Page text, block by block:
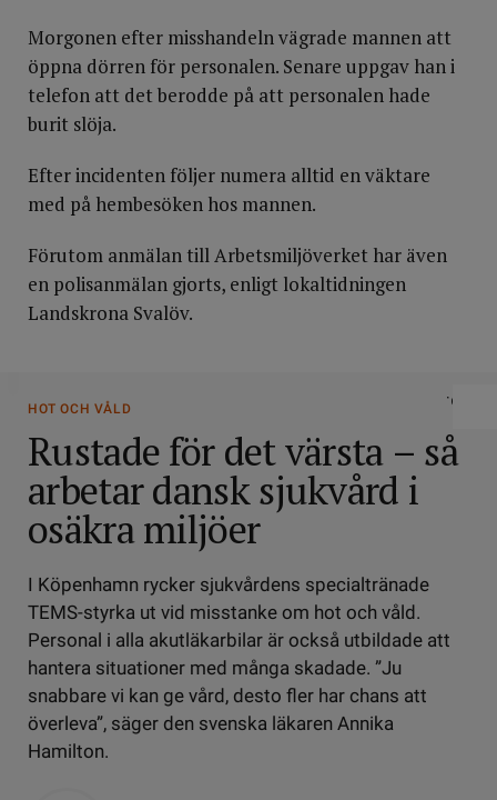
Morgonen efter misshandeln vägrade mannen att
öppna dörren för personalen. Senare uppgav han i
telefon att det berodde på att personalen hade
burit slöja.
Efter incidenten följer numera alltid en väktare
med på hembesöken hos mannen.
Förutom anmälan till Arbetsmiljöverket har även
en polisanmälan gjorts, enligt lokaltidningen
Landskrona Svalöv.
HOT OCH VÅLD
Rustade för det värsta – så
arbetar dansk sjukvård i
osäkra miljöer
I Köpenhamn rycker sjukvårdens specialtränade
TEMS-styrka ut vid misstanke om hot och våld.
Personal i alla akutläkarbilar är också utbildade att
hantera situationer med många skadade. ”Ju
snabbare vi kan ge vård, desto fler har chans att
överleva”, säger den svenska läkaren Annika
Hamilton.